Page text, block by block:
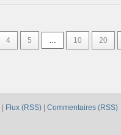
4 5 … 10 20
Flux (RSS) Commentaires (RSS)